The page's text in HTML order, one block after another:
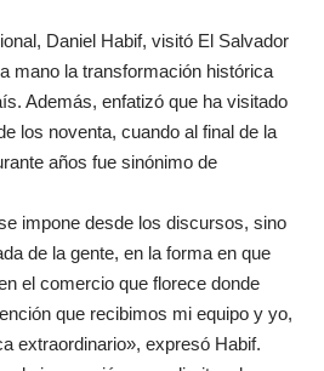
Daniel Habif, visitó El Salvador
mano la transformación histórica
Además, enfatizó que ha visitado
los noventa, cuando al final de la
años fue sinónimo de
impone desde los discursos, sino
de la gente, en la forma en que
el comercio que florece donde
que recibimos mi equipo y yo,
extraordinario», expresó Habif.